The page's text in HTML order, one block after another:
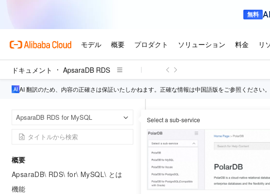
ドキュメント ApsaraDB RDS
AI 翻訳のため、内容の正確さは保証いたしかねます。正確な情報は中国語版をご参照ください。
ApsaraDB RDS for MySQL Select a sub-service
概要
ApsaraDB\ RDS\ for\ MySQL\ とは
機能
ネットワークと接続
更新日時